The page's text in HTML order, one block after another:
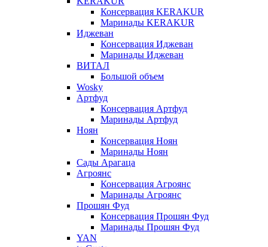
Консервация KERAKUR
Маринады KERAKUR
Иджеван
Консервация Иджеван
Маринады Иджеван
ВИТАЛ
Большой объем
Wosky
Артфуд
Консервация Артфуд
Маринады Артфуд
Ноян
Консервация Ноян
Маринады Ноян
Сады Арагаца
Агроянс
Консервация Агроянс
Маринады Агроянс
Прошян Фуд
Консервация Прошян Фуд
Маринады Прошян Фуд
YAN